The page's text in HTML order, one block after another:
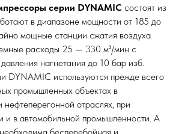
серии DYNAMIC состоят из
в диапазоне мощности от 185 до
мощные станции сжатия воздуха
расходы 25 — 330 м³/мин с
нагнетания до 10 бар изб.
DYNAMIC используются прежде всего
промышленных объектах в
отраслях, при
и в автомобильной промышленности. А